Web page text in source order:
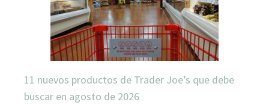
11 nuevos productos de Trader Joe’s que debe
buscar en agosto de 2026